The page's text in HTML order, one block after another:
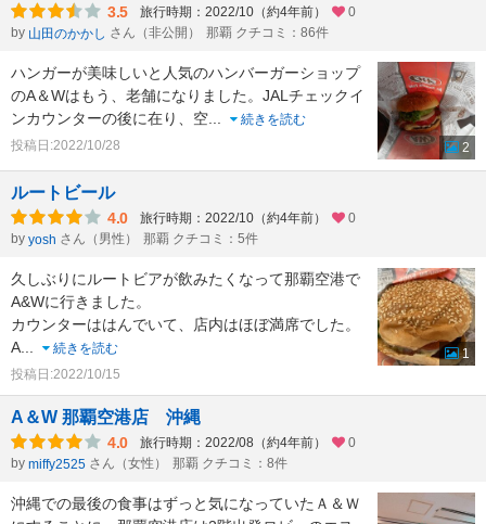
3.5 旅行時期：2022/10（約4年前）
0
by 山田のかかし さん（非公開） 那覇 クチコミ：86件
ハンガーが美味しいと人気のハンバーガーショップ
のA＆Wはもう、老舗になりました。JALチェックイ
ンカウンターの後に在り、空
続きを読む
投稿日:2022/10/28
2
ルートビール
4.0 旅行時期：2022/10（約4年前）
0
by yosh さん（男性） 那覇 クチコミ：5件
久しぶりにルートビアが飲みたくなって那覇空港で
A&Wに行きました。
カウンターははんでいて、店内はほぼ満席でした。
A
続きを読む
投稿日:2022/10/15
1
A＆W 那覇空港店 沖縄
4.0 旅行時期：2022/08（約4年前）
0
by miffy2525 さん（女性） 那覇 クチコミ：8件
沖縄での最後の食事はずっと気になっていたＡ＆Ｗ